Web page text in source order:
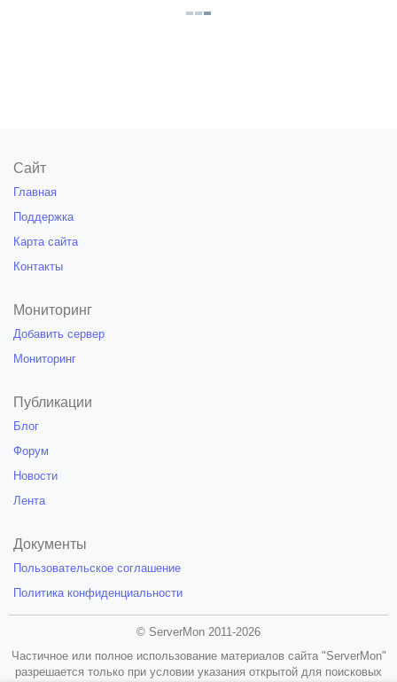
Сайт
Главная
Поддержка
Карта сайта
Контакты
Мониторинг
Добавить сервер
Мониторинг
Публикации
Блог
Форум
Новости
Лента
Документы
Пользовательское соглашение
Политика конфиденциальности
© ServerMon 2011-2026
Частичное или полное использование материалов сайта "ServerMon"
разрешается только при условии указания открытой для поисковых